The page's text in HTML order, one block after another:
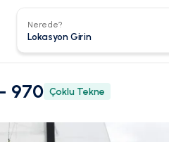
Nerede?
970 Çoklu Tekne